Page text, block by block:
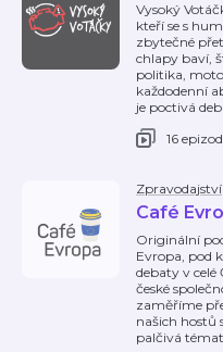
Vysoký
kteří se s
zbytečné
chlapy baví,
politika,
každodenní
je poctivá
16 epizod
Zpravodajství
Café
Originální
Evropa, pod
debaty v
české
zaměříme
našich hostů
palčivá